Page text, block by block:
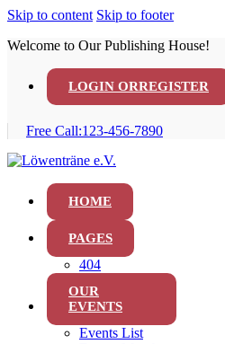
Skip to content Skip to footer
Welcome to Our Publishing House!
LOGIN ORREGISTER
Free Call:123-456-7890
HOME
PAGES
404
OUR
EVENTS
Events List